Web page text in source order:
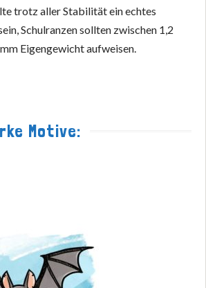
trotz aller Stabilität ein echtes
Schulranzen sollten zwischen 1,2
Eigengewicht aufweisen.
Motive: